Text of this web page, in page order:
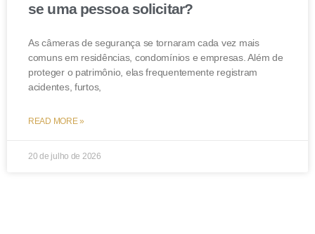
se uma pessoa solicitar?
As câmeras de segurança se tornaram cada vez mais
comuns em residências, condomínios e empresas. Além de
proteger o patrimônio, elas frequentemente registram
acidentes, furtos,
READ MORE »
20 de julho de 2026